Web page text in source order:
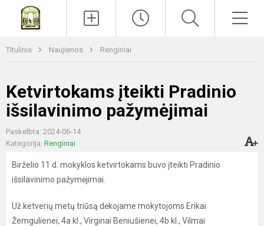
Titulinis Naujienos Renginiai
Ketvirtokams įteikti Pradinio
išsilavinimo pažymėjimai
Paskelbta: 2024-06-14
Kategorija: Renginiai
Birželio 11 d. mokyklos ketvirtokams buvo įteikti Pradinio
išsilavinimo pažymėjimai.
Už ketverių metų triūsą dėkojame mokytojoms Erikai
Žemgulienei, 4a kl., Virginai Beniušienei, 4b kl., Vilmai